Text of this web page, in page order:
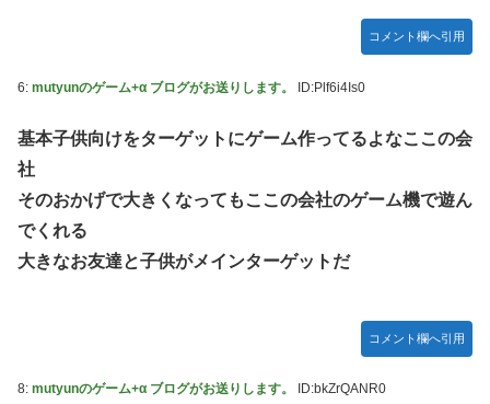
して黙らせた←警察官の神対応に感謝しかない
と一刀両断
福岡県議会「海外旅行じゃない、海外活動だ！」→視察費
【艦これ】 E3-4のラスダンは航空優勢は取るの？取らない
の？
【デレマス】 紗南「アイドルに似合うポケモン？」
連合のモルモット部隊の部隊長になりました 第45話
【デレマス】 橘ありす「あなたの瞳には」
コメント欄へ引用
6: mutyunのゲーム+α ブログがお送りします。 ID:Plf6i4Is0
基本子供向けをターゲットにゲーム作ってるよなここの会
社
そのおかげで大きくなってもここの会社のゲーム機で遊ん
でくれる
大きなお友達と子供がメインターゲットだ
コメント欄へ引用
8: mutyunのゲーム+α ブログがお送りします。 ID:bkZrQANR0